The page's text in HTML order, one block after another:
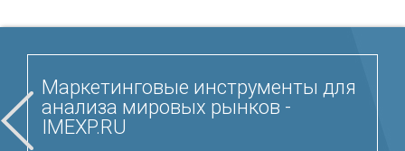
Маркетинговые инструменты для
анализа мировых рынков -
IMEXP.RU